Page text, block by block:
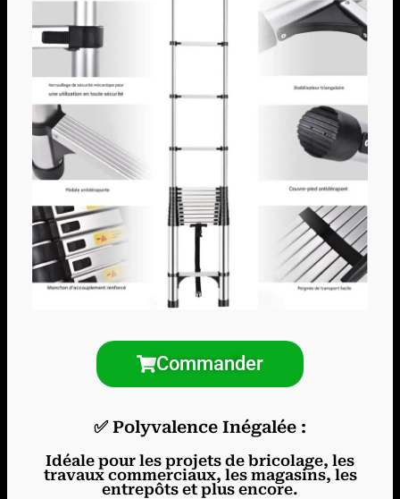
Commander
✅ Polyvalence Inégalée :
Idéale pour les projets de bricolage, les
travaux commerciaux, les magasins, les
entrepôts et plus encore.